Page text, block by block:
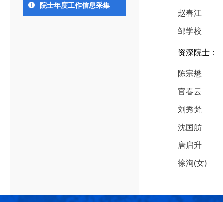
院士年度工作信息采集
赵春江
邹学校
资深院士：
陈宗懋
官春云
刘秀梵
沈国舫
唐启升
徐洵(女)